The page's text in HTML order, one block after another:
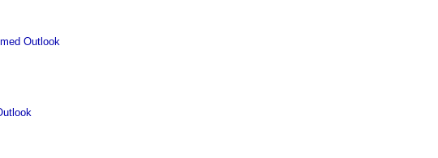
Outlook